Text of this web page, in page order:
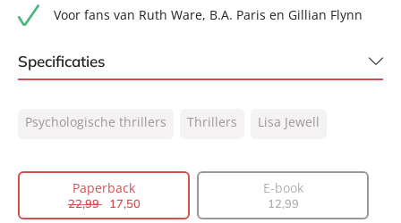
Voor fans van Ruth Ware, B.A. Paris en Gillian Flynn
Specificaties
NUR:
332
Auteur(s):
Lisa Jewell
Vertaler:
Psychologische thrillers Thrillers Lisa Jewell
Paperback
22,99 17,50
E-book
12,99